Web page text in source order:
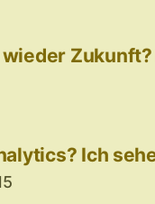
wieder
Ich